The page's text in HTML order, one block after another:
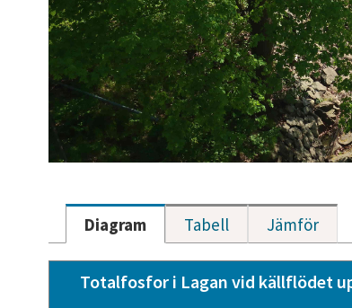
Diagram Tabell Jämför
Totalfosfor i Lagan vid källflödet